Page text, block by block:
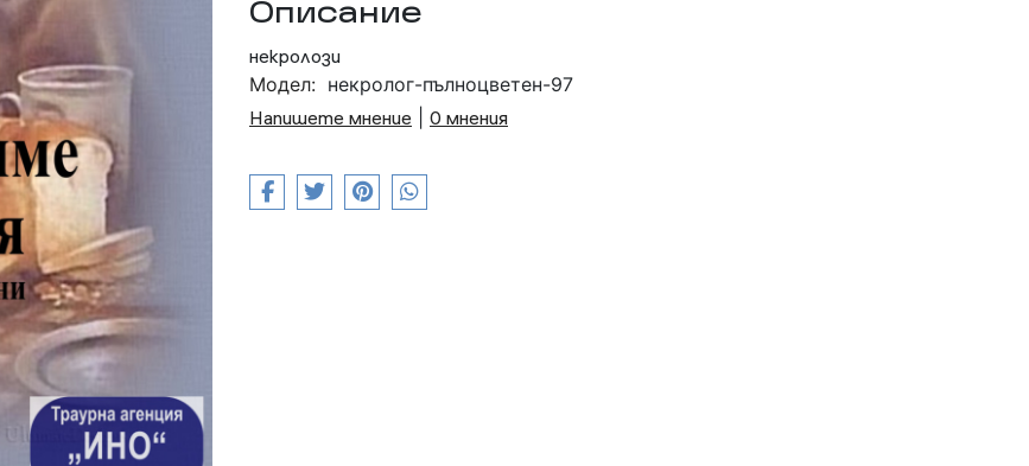
Описание
некролози
Модел: некролог-пълноцветен-97
Напишете мнение
0 мнения